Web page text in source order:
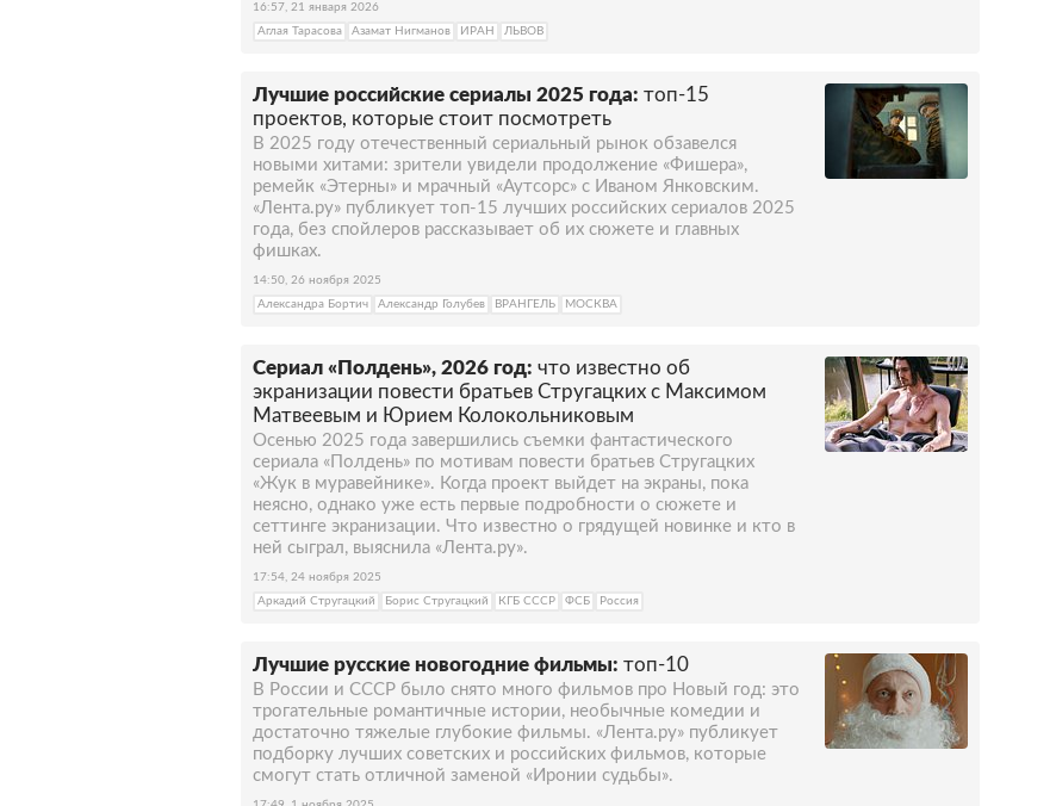
16:57, 21 января 2026
Аглая Тарасова
Азамат Нигманов ИРАН ЛЬВОВ
Лучшие российские сериалы 2025 года: топ-15
проектов, которые стоит посмотреть
В 2025 году отечественный сериальный рынок обзавелся
новыми хитами: зрители увидели продолжение «Фишера»,
ремейк «Этерны» и мрачный «Аутсорс» с Иваном Янковским.
«Лента.ру» публикует топ-15 лучших российских сериалов 2025
года, без спойлеров рассказывает об их сюжете и главных
фишках.
14:50, 26 ноября 2025
Александра Бортич
Александр Голубев ВРАНГЕЛЬ МОСКВА
Сериал «Полдень», 2026 год: что известно об
экранизации повести братьев Стругацких с Максимом
Матвеевым и Юрием Колокольниковым
Осенью 2025 года завершились съемки фантастического
сериала «Полдень» по мотивам повести братьев Стругацких
«Жук в муравейнике». Когда проект выйдет на экраны, пока
неясно, однако уже есть первые подробности о сюжете и
сеттинге экранизации. Что известно о грядущей новинке и кто в
ней сыграл, выяснила «Лента.ру».
17:54, 24 ноября 2025
Аркадий Стругацкий
Борис Стругацкий КГБ СССР ФСБ Россия
Лучшие русские новогодние фильмы: топ-10
В России и СССР было снято много фильмов про Новый год: это
трогательные романтичные истории, необычные комедии и
достаточно тяжелые глубокие фильмы. «Лента.ру» публикует
подборку лучших советских и российских фильмов, которые
смогут стать отличной заменой «Иронии судьбы».